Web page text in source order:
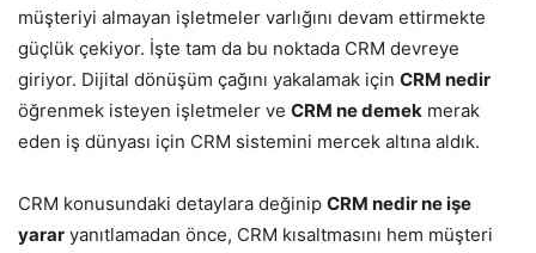
müşteriyi almayan işletmeler varlığını devam ettirmekte
güçlük çekiyor. İşte tam da bu noktada CRM devreye
giriyor. Dijital dönüşüm çağını yakalamak için CRM nedir
öğrenmek isteyen işletmeler ve CRM ne demek merak
eden iş dünyası için CRM sistemini mercek altına aldık.
CRM konusundaki detaylara değinip CRM nedir ne işe
yarar yanıtlamadan önce, CRM kısaltmasını hem müşteri